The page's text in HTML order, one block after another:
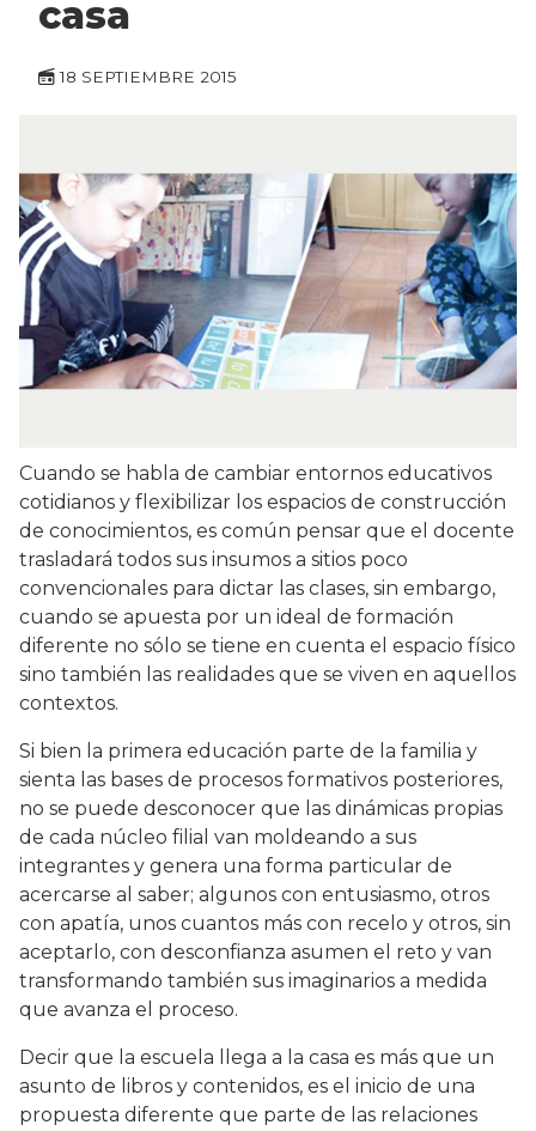
casa
18 SEPTIEMBRE 2015
Cuando se habla de cambiar entornos educativos
cotidianos y flexibilizar los espacios de construcción
de conocimientos, es común pensar que el docente
trasladará todos sus insumos a sitios poco
convencionales para dictar las clases, sin embargo,
cuando se apuesta por un ideal de formación
diferente no sólo se tiene en cuenta el espacio físico
sino también las realidades que se viven en aquellos
contextos.
Si bien la primera educación parte de la familia y
sienta las bases de procesos formativos posteriores,
no se puede desconocer que las dinámicas propias
de cada núcleo filial van moldeando a sus
integrantes y genera una forma particular de
acercarse al saber; algunos con entusiasmo, otros
con apatía, unos cuantos más con recelo y otros, sin
aceptarlo, con desconfianza asumen el reto y van
transformando también sus imaginarios a medida
que avanza el proceso.
Decir que la escuela llega a la casa es más que un
asunto de libros y contenidos, es el inicio de una
propuesta diferente que parte de las relaciones